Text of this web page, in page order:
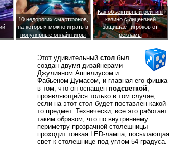
10 недорогих смартфонов,
на которых можно играть в
популярные онлайн игры
Как объективный рейтинг
казино с лицензией
защищает игроков от
рекламы
Этот удивительный столбыл
создан двумя дизайнерами –
Джулианом Аппелиусом и
Фабьеном Думасом, и главная его фишка
в том, что он оснащен подсветкой,
проявляющейся только в том случае,
если на этот стол будет поставлен какой-
то предмет. Технически, все это работает
таким образом, что по внутреннему
периметру прозрачной столешницы
проходит тонкая LED-лампа, посылающая
свет к столешнице под углом 54 градуса.